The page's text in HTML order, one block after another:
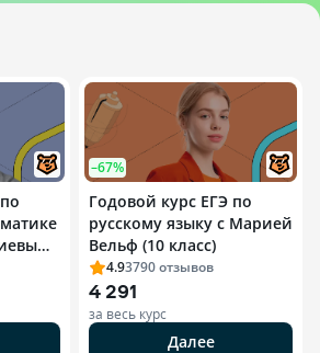
–67%
Годовой курс ЕГЭ по
русскому языку с Марией
Вельф (10 класс)
4.93790отзывов
4 291
за весь курс
Далее